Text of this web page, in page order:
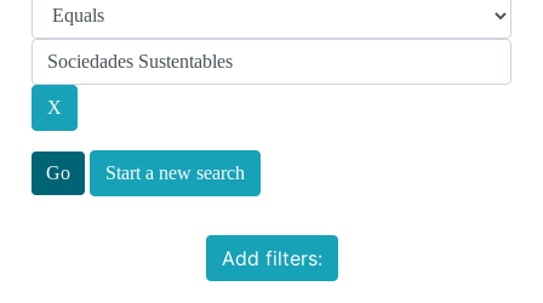
Start a new search
Add filters: